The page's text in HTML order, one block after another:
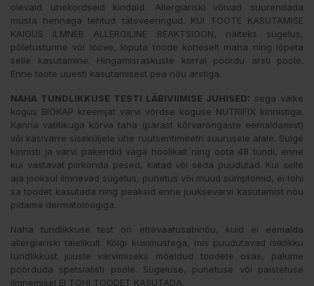
olevaid ühekordseid kindaid. Allergiariski võivad suurendada
musta hennaga tehtud tätoveeringud. KUI TOOTE KASUTAMISE
KÄIGUS ILMNEB ALLERGILINE REAKTSIOON, näiteks sügelus,
põletustunne või lööve, loputa toode koheselt maha ning lõpeta
selle kasutamine. Hingamisraskuste korral pöördu arsti poole.
Enne toote uuesti kasutamisest pea nõu arstiga.
NAHA TUNDLIKKUSE TESTI LÄBIVIIMISE JUHISED: sega väike
kogus BIOKAP kreemjat värvi võrdse koguse NUTRIFIX kinnistiga.
Kanna vatitikuga kõrva taha (pärast kõrvarõngaste eemaldamist)
või käsivarre siseküljele ühe ruutsentimeetri suurusele alale. Sulge
kinnisti ja värvi pakendid väga hoolikalt ning oota 48 tundi, enne
kui vastavat piirkonda pesed, katad või seda puudutad. Kui selle
aja jooksul ilmnevad sügelus, punetus või muud sümptomid, ei tohi
sa toodet kasutada ning peaksid enne juuksevärvi kasutamist nõu
pidama dermatoloogiga.
Naha tundlikkuse test on ettevaatusabinõu, kuid ei eemalda
allergiariski täielikult. Kõigi küsimustega, mis puudutavad isiklikku
tundlikkust juuste värvimiseks mõeldud toodete osas, palume
pöörduda spetsialisti poole. Sügeluse, punetuse või paistetuse
ilmnemisel EI TOHI TOODET KASUTADA.